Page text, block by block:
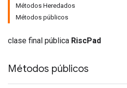
Métodos Heredados
Métodos públicos
clase final pública RiscPad
Métodos públicos